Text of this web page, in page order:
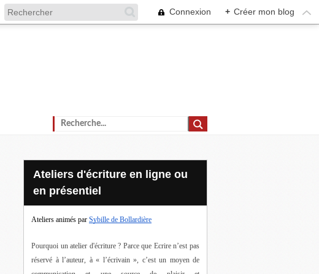
Connexion + Créer mon blog
Ateliers d'écriture en ligne ou
en présentiel
Ateliers animés par Sybille de Bollardière
Pourquoi un atelier d'écriture ? Parce que Ecrire n’est pas
réservé à l’auteur, à « l’écrivain », c’est un moyen de